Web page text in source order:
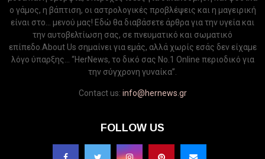
ο γάμος, η βάπτιση, οι αστρολογικές προβλέψεις και η μαγειρική
είναι στο... μενού μας! Εδώ θα διαβάσετε άρθρα για την υγεία και
την αυτοβελτίωση σας, σε πνευματικό και σωματικό
επίπεδο.About Us σημαίνει για εμάς, αλλά χωρίς εσάς δεν είχαμε
λόγο ύπαρξης... “HerNews, το δικό σας Νo.1 Online περιοδικό για
την σύγχρονη γυναίκα”.
Contact us: info@hernews.gr
FOLLOW US